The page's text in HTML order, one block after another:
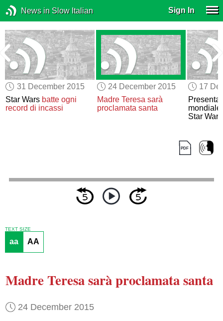
News in Slow Italian Sign In
31 December 2015
Star Wars batte ogni
record di incassi
24 December 2015
Madre Teresa sarà
proclamata santa
17
mondiale
Star Wars
TEXT SIZE
aa AA
Madre Teresasarà proclamata santa
24 December 2015